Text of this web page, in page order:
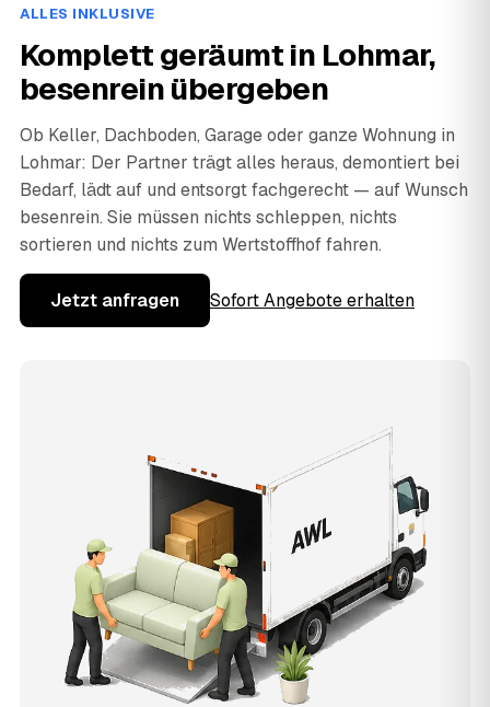
ALLES INKLUSIVE
Komplett geräumt in Lohmar,
besenrein übergeben
Ob Keller, Dachboden, Garage oder ganze Wohnung in
Lohmar: Der Partner trägt alles heraus, demontiert bei
Bedarf, lädt auf und entsorgt fachgerecht — auf Wunsch
besenrein. Sie müssen nichts schleppen, nichts
sortieren und nichts zum Wertstoffhof fahren.
Jetzt anfragen Sofort Angebote erhalten